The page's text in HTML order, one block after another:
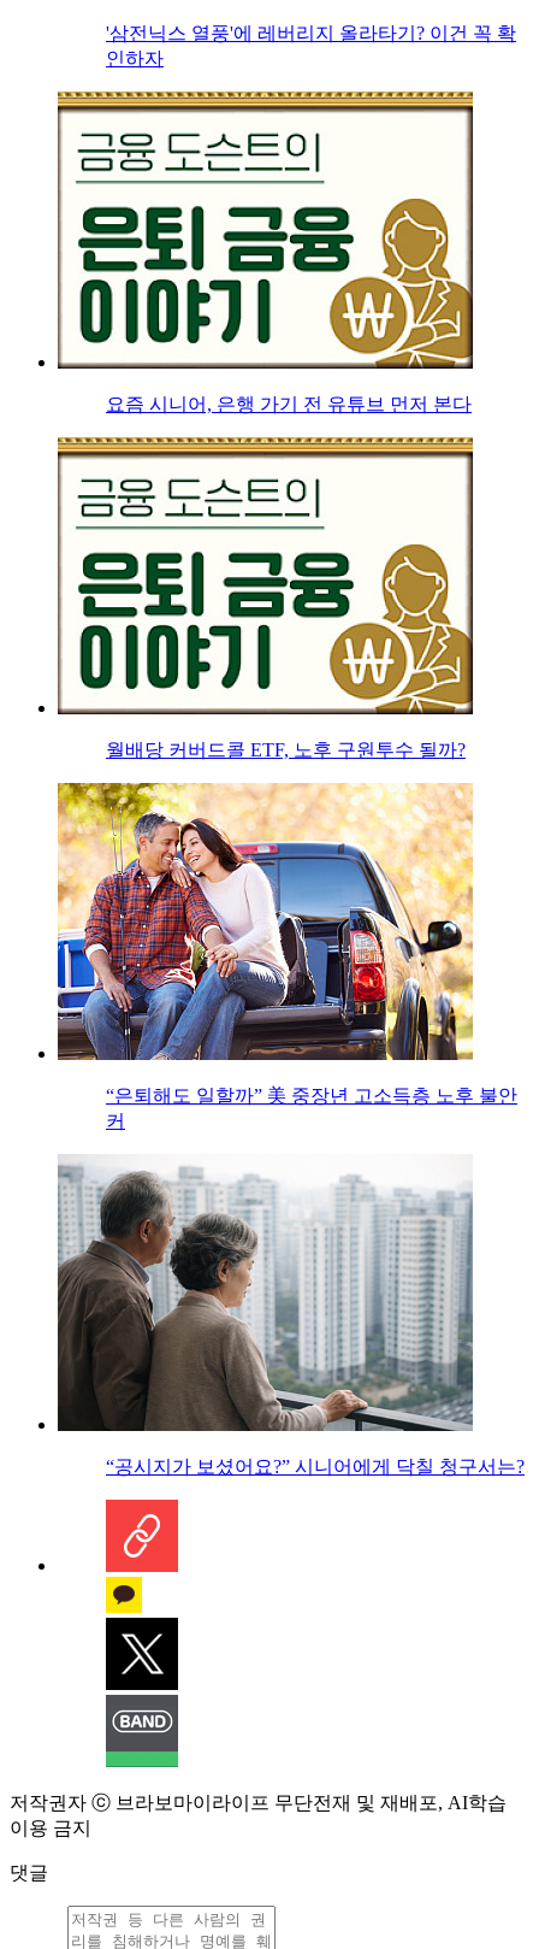
'삼전닉스 열풍'에 레버리지 올라타기? 이건 꼭 확
인하자
요즘 시니어, 은행 가기 전 유튜브 먼저 본다
월배당 커버드콜 ETF, 노후 구원투수 될까?
“은퇴해도 일할까” 美 중장년 고소득층 노후 불안
커
“공시지가 보셨어요?” 시니어에게 닥칠 청구서는?
저작권자 ⓒ 브라보마이라이프 무단전재 및 재배포, AI학습
이용 금지
댓글